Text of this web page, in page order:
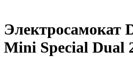
Электросамокат
Mini Special Dual